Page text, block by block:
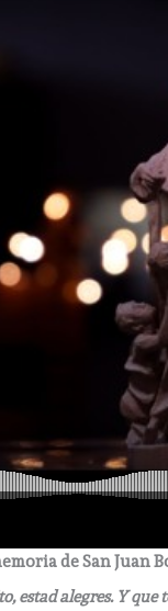
de San Juan
estad alegres. Y